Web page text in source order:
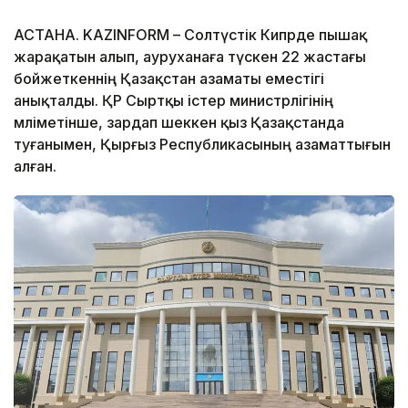
АСТАНА. KAZINFORM – Солтүстік Кипрде пышақ
жарақатын алып, ауруханаға түскен 22 жастағы
бойжеткеннің Қазақстан азаматы еместігі
анықталды. ҚР Сыртқы істер министрлігінің
мәліметінше, зардап шеккен қыз Қазақстанда
туғанымен, Қырғыз Республикасының азаматтығын
алған.